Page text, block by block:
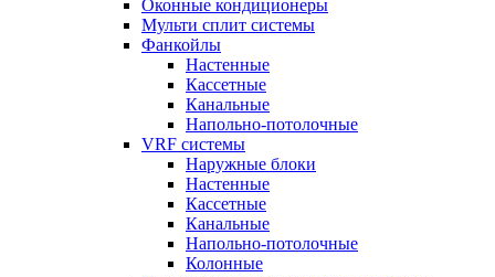
Оконные кондиционеры
Мульти сплит системы
Фанкойлы
Настенные
Кассетные
Канальные
Напольно-потолочные
VRF системы
Наружные блоки
Настенные
Кассетные
Канальные
Напольно-потолочные
Колонные